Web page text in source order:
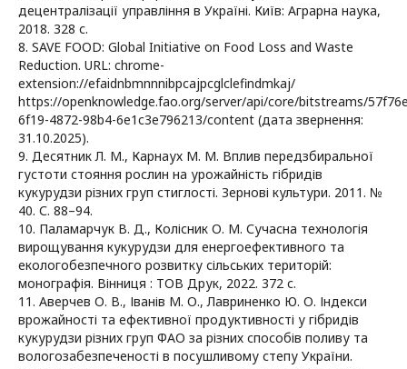
децентралізації управління в Україні. Київ: Аграрна наука,
2018. 328 с.
8. SAVE FOOD: Global Initiative on Food Loss and Waste
Reduction. URL: chrome-
extension://efaidnbmnnnibpcajpcglclefindmkaj/
https://openknowledge.fao.org/server/api/core/bitstreams/
6f19-4872-98b4-6e1c3e796213/content (дата звернення:
31.10.2025).
9. Десятник Л. М., Карнаух М. М. Вплив передзбиральної
густоти стояння рослин на урожайність гібридів
кукурудзи різних груп стиглості. Зернові культури. 2011. №
40. С. 88–94.
10. Паламарчук В. Д., Колісник О. М. Сучасна технологія
вирощування кукурудзи для енергоефективного та
екологобезпечного розвитку сільських територій:
монографія. Вінниця : ТОВ Друк, 2022. 372 с.
11. Аверчев О. В., Іванів М. О., Лавриненко Ю. О. Індекси
врожайності та ефективної продуктивності у гібридів
кукурудзи різних груп ФАО за різних способів поливу та
вологозабезпеченості в посушливому степу України.